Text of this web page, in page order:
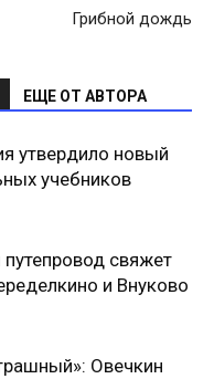
Грибной дождь
ЕЩЕ ОТ АВТОРА
утвердило новый
учебников
свяжет
и Внуково
Овечкин